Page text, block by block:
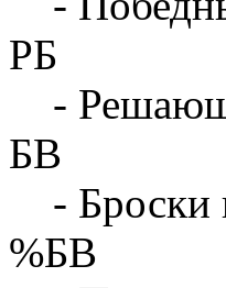
РБ
-
БВ
- Броски
%БВ